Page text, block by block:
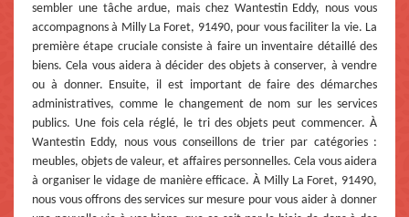
sembler une tâche ardue, mais chez Wantestin Eddy, nous vous
accompagnons à Milly La Foret, 91490, pour vous faciliter la vie. La
première étape cruciale consiste à faire un inventaire détaillé des
biens. Cela vous aidera à décider des objets à conserver, à vendre
ou à donner. Ensuite, il est important de faire des démarches
administratives, comme le changement de nom sur les services
publics. Une fois cela réglé, le tri des objets peut commencer. À
Wantestin Eddy, nous vous conseillons de trier par catégories :
meubles, objets de valeur, et affaires personnelles. Cela vous aidera
à organiser le vidage de manière efficace. À Milly La Foret, 91490,
nous vous offrons des services sur mesure pour vous aider à donner